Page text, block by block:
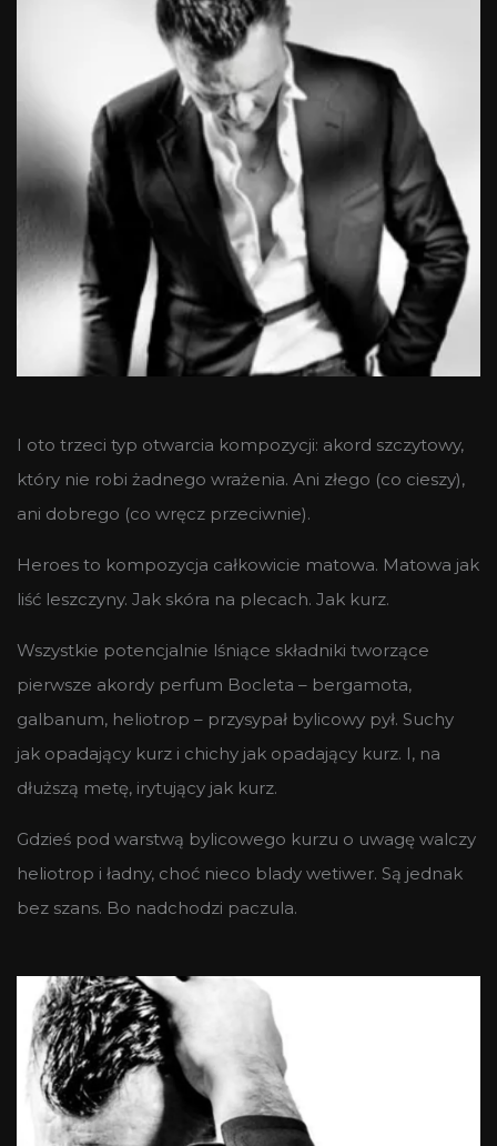
I oto trzeci typ otwarcia kompozycji: akord szczytowy,
który nie robi żadnego wrażenia. Ani złego (co cieszy),
ani dobrego (co wręcz przeciwnie).
Heroes to kompozycja całkowicie matowa. Matowa jak
liść leszczyny. Jak skóra na plecach. Jak kurz.
Wszystkie potencjalnie lśniące składniki tworzące
pierwsze akordy perfum Bocleta – bergamota,
galbanum, heliotrop – przysypał bylicowy pył. Suchy
jak opadający kurz i chichy jak opadający kurz. I, na
dłuższą metę, irytujący jak kurz.
Gdzieś pod warstwą bylicowego kurzu o uwagę walczy
heliotrop i ładny, choć nieco blady wetiwer. Są jednak
bez szans. Bo nadchodzi paczula.